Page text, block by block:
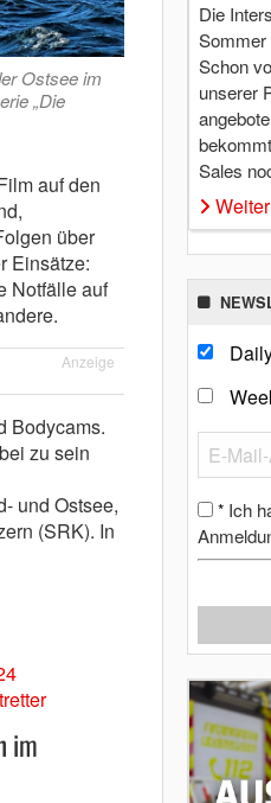
Ostsee im
„Die
auf den
über
Einsätze:
Notfälle auf
Anzeige
Bodycams.
zu sein
und Ostsee,
(SRK). In
im
Die
Sommer
Schon
unserer
Sales
* Ich